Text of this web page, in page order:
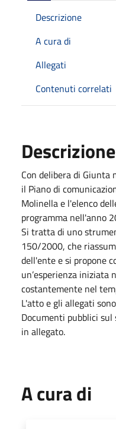
Descrizione
A cura di
Allegati
Contenuti correlati
Descrizione
Con delibera di
il Piano di
Molinella e l'elenco
programma nell'anno
Si tratta di uno
150/2000, che
dell'ente e si propone
un’esperienza
costantemente nel
L'atto e gli allegati
Documenti pubblici
in allegato.
A cura di